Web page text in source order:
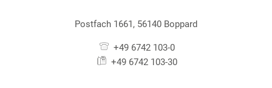
Postfach 1661, 56140 Boppard
+49 6742 103-0
+49 6742 103-30